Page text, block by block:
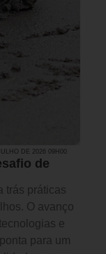
DE 2026 09H00
de
trás práticas
O avanço
e
para um